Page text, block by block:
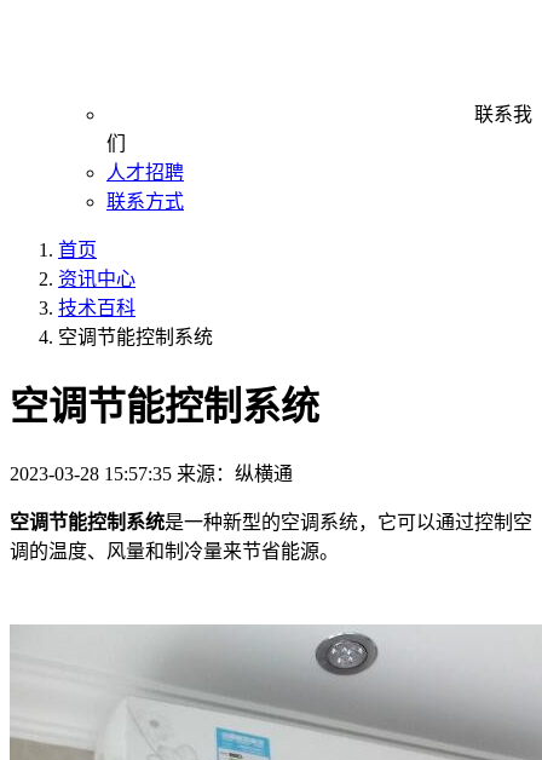
联系我
们
人才招聘
联系方式
首页
资讯中心
技术百科
空调节能控制系统
空调节能控制系统
2023-03-28 15:57:35 来源：纵横通
空调节能控制系统是一种新型的空调系统，它可以通过控制空
调的温度、风量和制冷量来节省能源。